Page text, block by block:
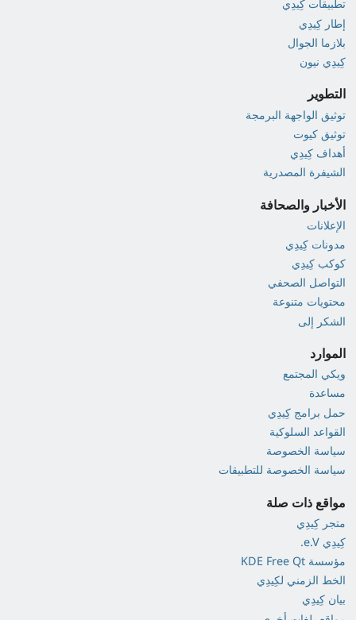
تطبيقات كِيدِي
إطار كِيدِي
بلازما الجوال
كِيدِي نيون
التطوير
توثيق الواجهة البرمجة
توثيق كيوت
أهداف كِيدِي
الشيفرة المصدرية
الأخبار والصحافة
الإعلانات
مدونات كِيدِي
كوكب كِيدِي
التواصل الصحفي
محتويات متنوعة
الشكر إلى
الموارد
ويكي المجتمع
مساعدة
حمل برامج كِيدِي
القواعد السلوكية
سياسة الخصوصة
سياسة الخصوصة للتطبيقات
مواقع ذات صلة
متجر كِيدِي
كِيدِي e.V.
مؤسسة KDE Free Qt
الخط الزمني لكِيدِي
بيان كِيدِي